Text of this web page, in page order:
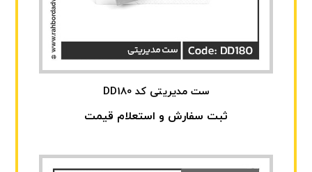
ست مدیریتی کد DD180
ثبت سفارش و استعلام قیمت